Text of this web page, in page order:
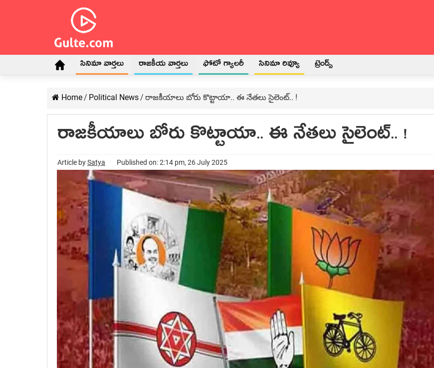
సినిమా వార్తలు రాజకీయ వార్తలు ఫోటో గ్యాలరీ సినిమా రివ్యూ ట్రెండ్స్
Home/ Political News/ రాజ‌కీయాలు బోరు కొట్టాయా.. ఈ నేత‌లు సైలెంట్‌.. !
రాజ‌కీయాలు బోరు కొట్టాయా.. ఈ నేత‌లు సైలెంట్‌.. !
Article bySatya Published on: 2:14 pm, 26 July 2025